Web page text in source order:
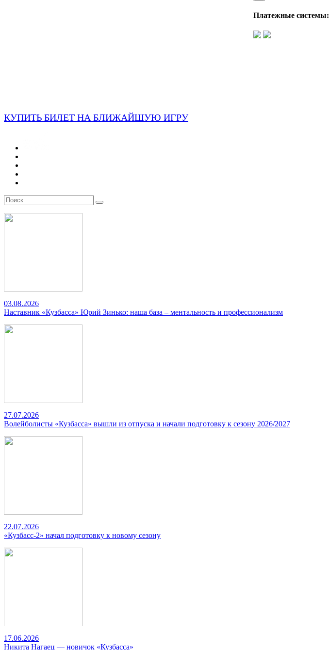
Платежные системы:
КУПИТЬ БИЛЕТ НА БЛИЖАЙШУЮ ИГРУ
03.08.2026
Наставник «Кузбасса» Юрий Зинько: наша база – ментальность и профессионализм
27.07.2026
Волейболисты «Кузбасса» вышли из отпуска и начали подготовку к сезону 2026/2027
22.07.2026
«Кузбасс-2» начал подготовку к новому сезону
17.06.2026
Никита Нагаец — новичок «Кузбасса»